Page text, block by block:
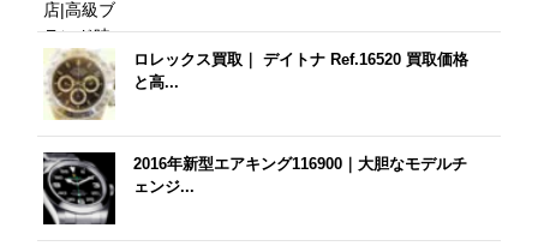
ロレックス買取｜ デイトナ Ref.16520 買取価格
と高...
2016年新型エアキング116900｜大胆なモデルチ
ェンジ...